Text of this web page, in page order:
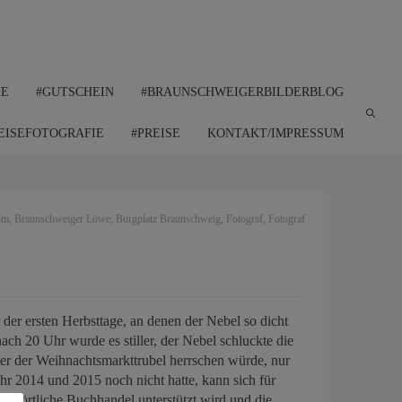
#GUTSCHEIN #BRAUNSCHWEIGERBILDERBLOG
#PREISE KONTAKT/IMPRESSUM
, Braunschweiger Löwe, Burgplatz Braunschweig, Fotograf, Fotograf
ersten Herbsttage, an denen der Nebel so dicht
20 Uhr wurde es stiller, der Nebel schluckte die
der Weihnachtsmarkttrubel herrschen würde, nur
2014 und 2015 noch nicht hatte, kann sich für